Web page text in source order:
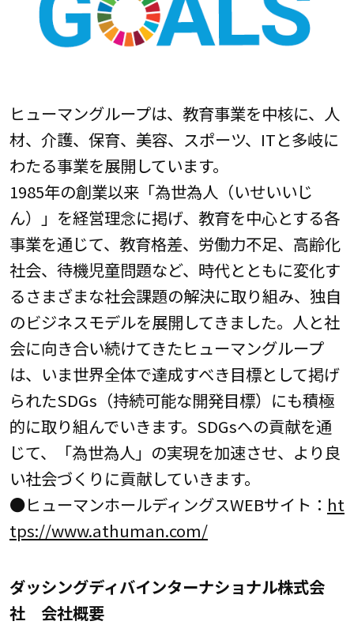
ヒューマングループは、教育事業を中核に、人
材、介護、保育、美容、スポーツ、ITと多岐に
わたる事業を展開しています。
1985年の創業以来「為世為人（いせいいじ
ん）」を経営理念に掲げ、教育を中心とする各
事業を通じて、教育格差、労働力不足、高齢化
社会、待機児童問題など、時代とともに変化す
るさまざまな社会課題の解決に取り組み、独自
のビジネスモデルを展開してきました。人と社
会に向き合い続けてきたヒューマングループ
は、いま世界全体で達成すべき目標として掲げ
られたSDGs（持続可能な開発目標）にも積極
的に取り組んでいきます。SDGsへの貢献を通
じて、「為世為人」の実現を加速させ、より良
い社会づくりに貢献していきます。
●ヒューマンホールディングスWEBサイト： ht
tps://www.athuman.com/
ダッシングディバインターナショナル株式会
社 会社概要